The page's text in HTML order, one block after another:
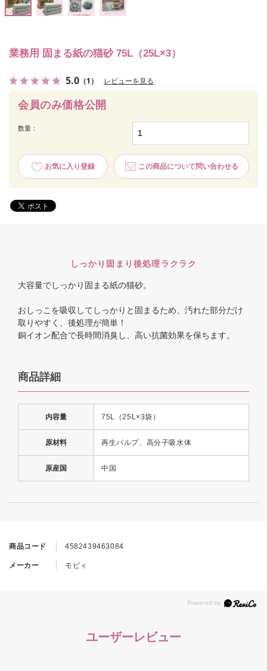
業務用 固まる紙の猫砂 75L（25L×3）
5.0 （1） レビューを見る
会員のみ価格公開
数量：
お気に入り登録 この商品について問い合わせる
商品コード 4582439463084
メーカー モビィ
しっかり固まり後処理ラクラク
大容量でしっかり固まる紙の猫砂。
おしっこを吸収してしっかりと固まるため、汚れた部分だけ
取りやすく、後処理が簡単！
銅イオン配合で長時間消臭し、高い抗菌効果を保ちます。
商品詳細
内容量 75L（25L×3袋）
原材料 再生パルプ、高分子吸水体
原産国 中国
ユーザーレビュー